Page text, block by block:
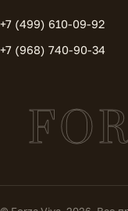
+7 (499) 610-09-92
+7 (968) 740-90-34